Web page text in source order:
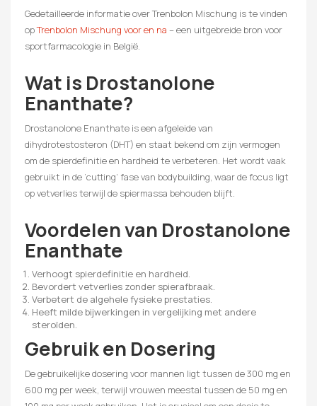
Gedetailleerde informatie over Trenbolon Mischung is te vinden
opTrenbolon Mischung voor en na – een uitgebreide bron voor
sportfarmacologie in België.
Wat is Drostanolone
Enanthate?
Drostanolone Enanthate is een afgeleide van
dihydrotestosteron (DHT) en staat bekend om zijn vermogen
om de spierdefinitie en hardheid te verbeteren. Het wordt vaak
gebruikt in de ‘cutting’ fase van bodybuilding, waar de focus ligt
op vetverlies terwijl de spiermassa behouden blijft.
Voordelen van Drostanolone
Enanthate
Verhoogt spierdefinitie en hardheid.
Bevordert vetverlies zonder spierafbraak.
Verbetert de algehele fysieke prestaties.
Heeft milde bijwerkingen in vergelijking met andere
steroïden.
Gebruik en Dosering
De gebruikelijke dosering voor mannen ligt tussen de 300 mg en
600 mg per week, terwijl vrouwen meestal tussen de 50 mg en